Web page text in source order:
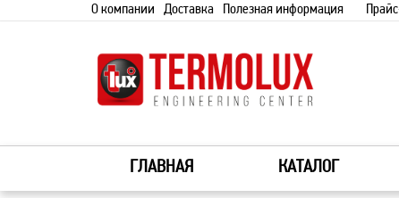
О компании Доставка Полезная информация
ГЛАВНАЯ КАТАЛОГ